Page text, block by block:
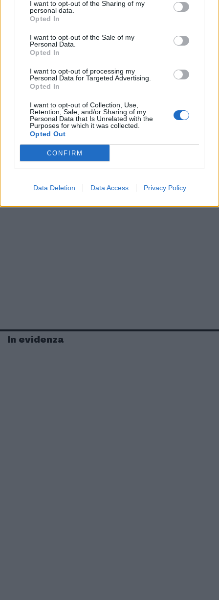
I want to opt-out of the Sharing of my
personal data.
Opted In
I want to opt-out of the Sale of my
Personal Data.
Opted In
I want to opt-out of processing my
Personal Data for Targeted Advertising.
Opted In
I want to opt-out of Collection, Use,
Retention, Sale, and/or Sharing of my
Personal Data that Is Unrelated with the
Purposes for which it was collected.
Opted Out
CONFIRM
Data Deletion Data Access Privacy Policy
In evidenza